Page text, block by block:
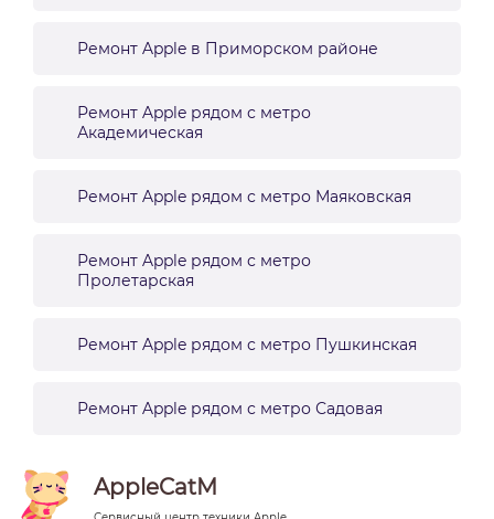
Ремонт Apple в Приморском районе
Ремонт Apple рядом с метро
Академическая
Ремонт Apple рядом с метро Маяковская
Ремонт Apple рядом с метро
Пролетарская
Ремонт Apple рядом с метро Пушкинская
Ремонт Apple рядом с метро Садовая
AppleCatM